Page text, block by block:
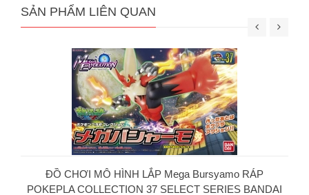
SẢN PHẨM LIÊN QUAN
ĐỒ CHƠI MÔ HÌNH LẮP Mega Bursyamo RÁP
POKEPLA COLLECTION 37 SELECT SERIES BANDAI